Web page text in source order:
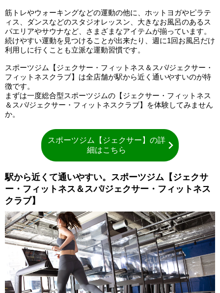
筋トレやウォーキングなどの運動の他に、ホットヨガやピラテ
ィス、ダンスなどのスタジオレッスン、大きなお風呂のあるス
パエリアやサウナなど、さまざまなアイテムが揃っています。
続けやすい運動を見つけることが出来たり、週に1回お風呂だけ
利用しに行くことも立派な運動習慣です。
スポーツジム【ジェクサー・フィットネス＆スパ/ジェクサー・
フィットネスクラブ】は全店舗が駅から近く通いやすいのが特
徴です。
まずは一度総合型スポーツジムの【ジェクサー・フィットネス
＆スパ/ジェクサー・フィットネスクラブ】を体験してみません
か。
スポーツジム【ジェクサー】の詳
細はこちら
駅から近くて通いやすい。スポーツジム【ジェクサ
ー・フィットネス＆スパ/ジェクサー・フィットネス
クラブ】